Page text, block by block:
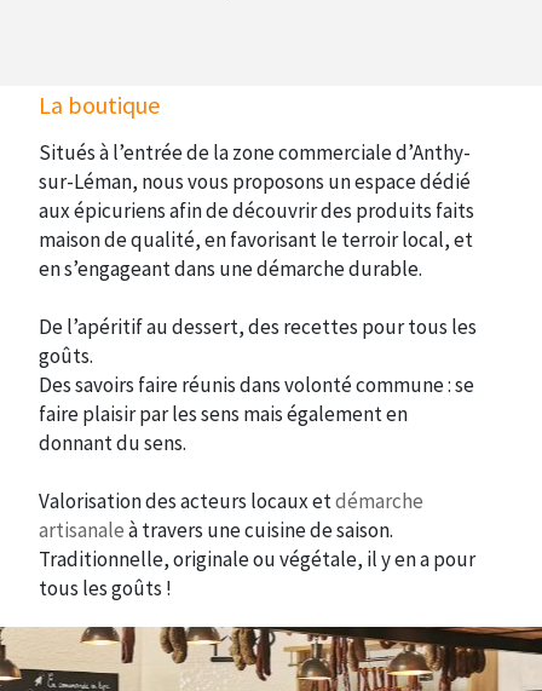
La boutique
Situés à l’entrée de la zone commerciale d’Anthy-
sur-Léman, nous vous proposons un espace dédié
aux épicuriens afin de découvrir des produits faits
maison de qualité, en favorisant le terroir local, et
en s’engageant dans une démarche durable.
De l’apéritif au dessert, des recettes pour tous les
goûts.
Des savoirs faire réunis dans volonté commune : se
faire plaisir par les sens mais également en
donnant du sens.
Valorisation des acteurs locaux etdémarche
artisanaleà travers une cuisine de saison.
Traditionnelle, originale ou végétale, il y en a pour
tous les goûts !